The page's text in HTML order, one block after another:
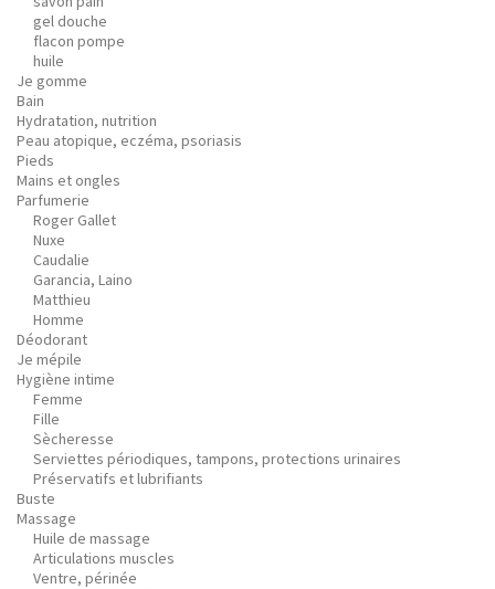
gel douche
flacon pompe
huile
Je gomme
Bain
Hydratation, nutrition
Peau atopique, eczéma, psoriasis
Pieds
Mains et ongles
Parfumerie
Roger Gallet
Nuxe
Caudalie
Garancia, Laino
Matthieu
Homme
Déodorant
Je mépile
Hygiène intime
Femme
Fille
Sècheresse
Serviettes périodiques, tampons, protections urinaires
Préservatifs et lubrifiants
Buste
Massage
Huile de massage
Articulations muscles
Ventre, périnée